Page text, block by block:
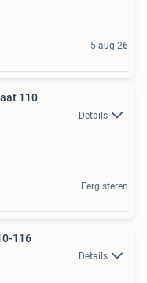
5 aug 26
110
Details
Eergisteren
116
Details